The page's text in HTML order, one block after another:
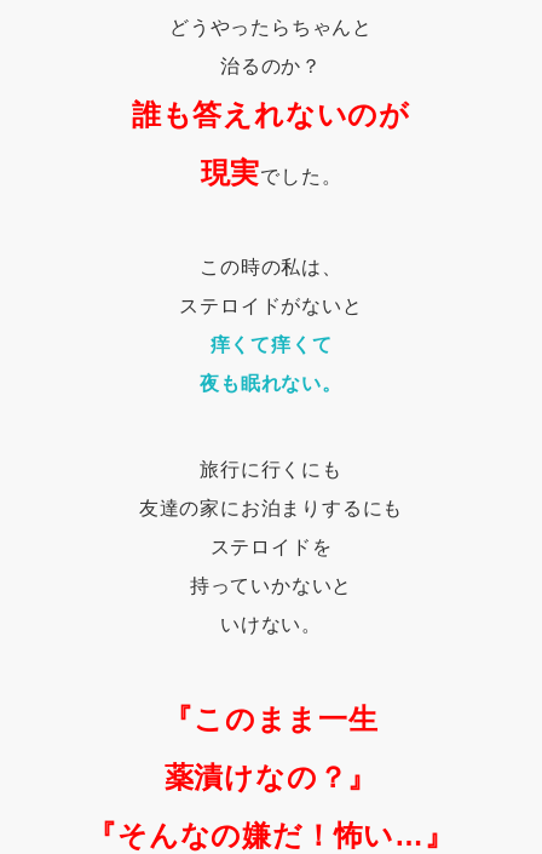
どうやったらちゃんと
治るのか？
誰も答えれないのが
現実でした。
この時の私は、
ステロイドがないと
痒くて痒くて
夜も眠れない。
旅行に行くにも
友達の家にお泊まりするにも
ステロイドを
持っていかないと
いけない。
『このまま一生
薬漬けなの？』
『そんなの嫌だ！怖い…』